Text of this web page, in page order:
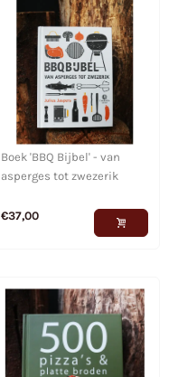
Boek 'BBQ Bijbel' - van
asperges tot zwezerik
€37,00